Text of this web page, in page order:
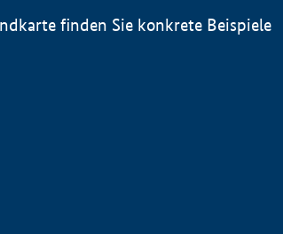
finden Sie konkrete Beispiele